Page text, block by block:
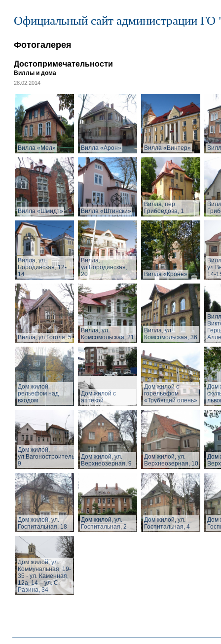
Официальный сайт администрации ГО
Фотогалерея
Достопримечательности
Виллы и дома
28.02.2014
Вилла «Мел» Вилла «Арон» Вилла «Винтер»
Вилла «Шмидт» Вилла «Штински»
Вилла, пер.
Грибоедова, 1
Вилла, ул.
Бородинская, 12-
14
Вилла,
ул.Бородинская,
20
Вилла «Кроне»
14-
Вилла, ул.Гоголя, 5
Вилла, ул.
Комсомольская, 21
Вилла, ул.
Комсомольская, 36
Дом жилой
рельефом над
входом
Дом жилой с
аптекой
Дом жилой с
горельефом
«Трубящий олень»
Дом
Дом жилой,
ул.Вагоностроительная,
9
Дом жилой, ул.
Верхнеозерная, 9
Дом жилой, ул.
Верхнеозерная, 10
Дом
Дом жилой, ул.
Госпитальная, 18
Дом жилой, ул.
Госпитальная, 2
Дом жилой, ул.
Госпитальная, 4
Дом
Дом жилой, ул.
Коммунальная, 19-
35 - ул. Каменная,
12а, 14 – ул. С.
Разина, 34